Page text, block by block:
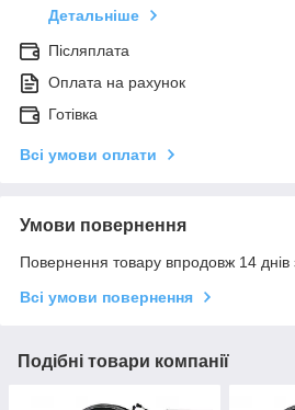
Детальніше
Післяплата
Оплата на рахунок
Готівка
Всі умови оплати
Умови повернення
Повернення товару впродовж 14 днів
Всі умови повернення
Подібні товари компанії